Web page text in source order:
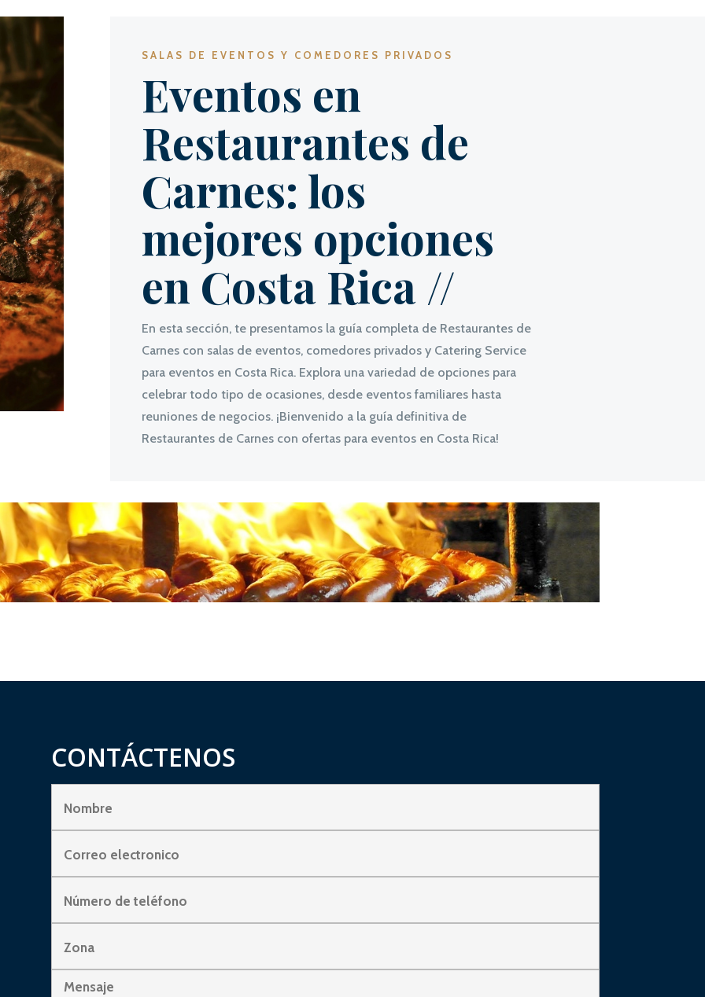
SALAS DE EVENTOS Y COMEDORES PRIVADOS
Eventos en
Restaurantes de
Carnes: los
mejores opciones
en Costa Rica //
En esta sección, te presentamos la guía completa de Restaurantes de
Carnes con salas de eventos, comedores privados y Catering Service
para eventos en Costa Rica. Explora una variedad de opciones para
celebrar todo tipo de ocasiones, desde eventos familiares hasta
reuniones de negocios. ¡Bienvenido a la guía definitiva de
Restaurantes de Carnes con ofertas para eventos en Costa Rica!
CONTÁCTENOS